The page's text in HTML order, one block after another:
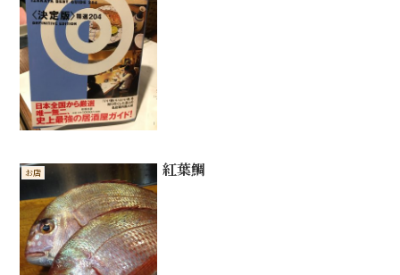
お店 紅葉鯛